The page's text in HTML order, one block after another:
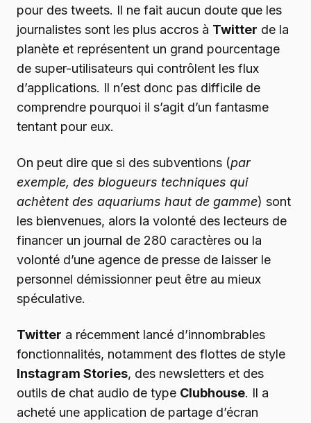
pour des tweets. Il ne fait aucun doute que les
journalistes sont les plus accros à Twitter de la
planète et représentent un grand pourcentage
de super-utilisateurs qui contrôlent les flux
d’applications. Il n’est donc pas difficile de
comprendre pourquoi il s’agit d’un fantasme
tentant pour eux.
On peut dire que si des subventions (par
exemple, des blogueurs techniques qui
achètent des aquariums haut de gamme) sont
les bienvenues, alors la volonté des lecteurs de
financer un journal de 280 caractères ou la
volonté d’une agence de presse de laisser le
personnel démissionner peut être au mieux
spéculative.
Twitter a récemment lancé d’innombrables
fonctionnalités, notamment des flottes de style
Instagram Stories, des newsletters et des
outils de chat audio de type Clubhouse. Il a
acheté une application de partage d’écran